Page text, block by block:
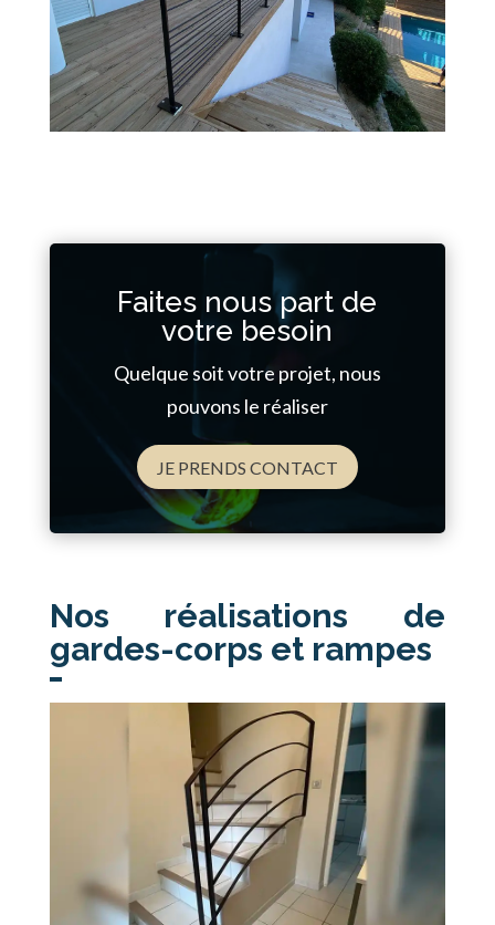
Faites nous part de
votre besoin
Quelque soit votre projet, nous
pouvons le réaliser
JE PRENDS CONTACT
Nos réalisations de
gardes-corps et rampes